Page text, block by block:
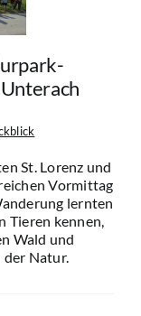
St. Lorenz und
Vormittag
lernten
Tieren kennen,
Wald und
Natur.